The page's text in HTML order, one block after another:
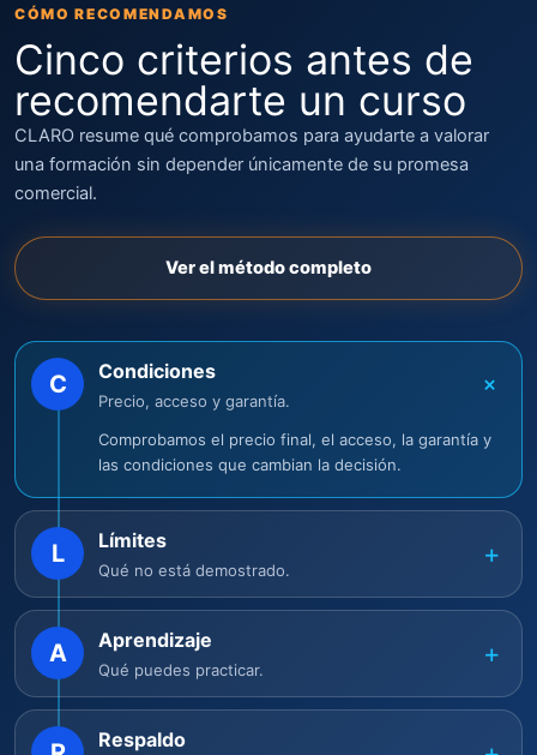
CÓMO RECOMENDAMOS
Cinco criterios antes de
recomendarte un curso
CLARO resume qué comprobamos para ayudarte a valorar
una formación sin depender únicamente de su promesa
comercial.
Ver el método completo
C Condiciones
Precio, acceso y garantía. +
Comprobamos el precio final, el acceso, la garantía y
las condiciones que cambian la decisión.
L Límites
Qué no está demostrado.
+
A Aprendizaje
Qué puedes practicar.
+
Respaldo